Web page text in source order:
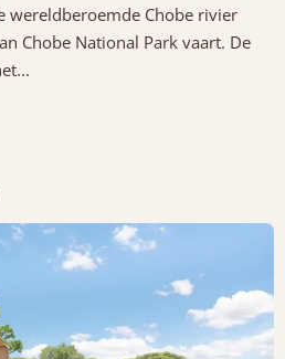
wereldberoemde Chobe rivier
Chobe National Park vaart. De